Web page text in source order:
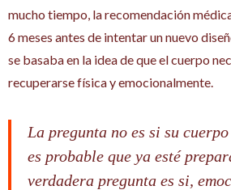
mucho tiempo, la recomendación
6 meses antes de intentar un nuevo
se basaba en la idea de que el cuerpo
recuperarse física y emocionalmente.
La pregunta no es si su
es probable que ya esté
verdadera pregunta es si,